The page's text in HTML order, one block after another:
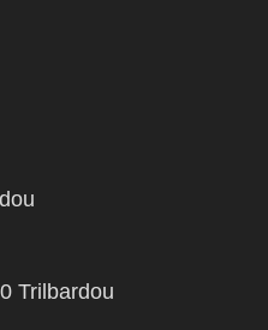
Trilbardou